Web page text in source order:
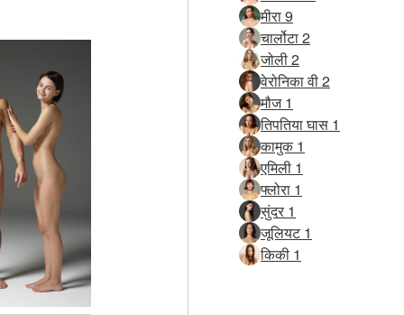
मीरा 9
चार्लोटा 2
जोली 2
वेरोनिका वी 2
मौज 1
तिपतिया घास 1
कामुक 1
एमिली 1
फ्लोरा 1
सुंदर 1
जूलियट 1
किकी 1